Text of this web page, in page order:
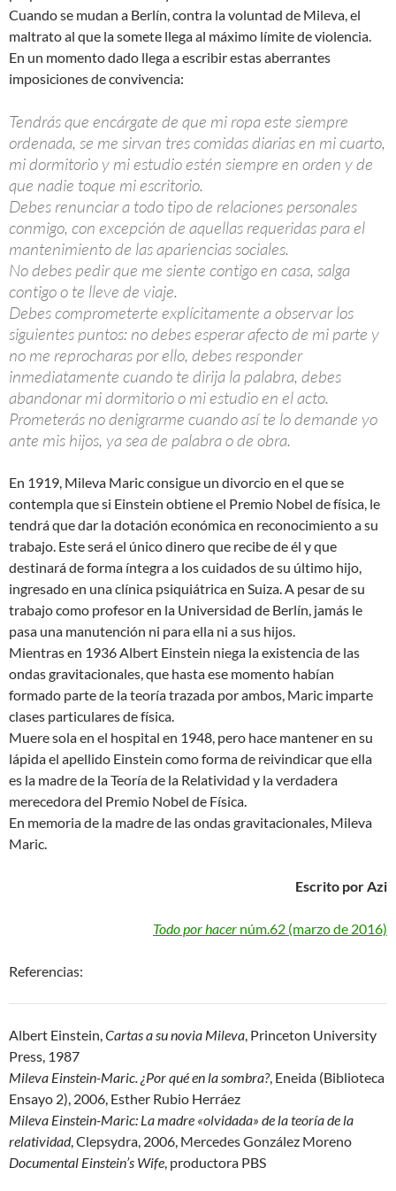
Cuando se mudan a Berlín, contra la voluntad de Mileva, el
maltrato al que la somete llega al máximo límite de violencia.
En un momento dado llega a escribir estas aberrantes
imposiciones de convivencia:
Tendrás que encárgate de que mi ropa este siempre
ordenada, se me sirvan tres comidas diarias en mi cuarto,
mi dormitorio y mi estudio estén siempre en orden y de
que nadie toque mi escritorio.
Debes renunciar a todo tipo de relaciones personales
conmigo, con excepción de aquellas requeridas para el
mantenimiento de las apariencias sociales.
No debes pedir que me siente contigo en casa, salga
contigo o te lleve de viaje.
Debes comprometerte explícitamente a observar los
siguientes puntos: no debes esperar afecto de mi parte y
no me reprocharas por ello, debes responder
inmediatamente cuando te dirija la palabra, debes
abandonar mi dormitorio o mi estudio en el acto.
Prometerás no denigrarme cuando así te lo demande yo
ante mis hijos, ya sea de palabra o de obra.
En 1919, Mileva Maric consigue un divorcio en el que se
contempla que si Einstein obtiene el Premio Nobel de física, le
tendrá que dar la dotación económica en reconocimiento a su
trabajo. Este será el único dinero que recibe de él y que
destinará de forma íntegra a los cuidados de su último hijo,
ingresado en una clínica psiquiátrica en Suiza. A pesar de su
trabajo como profesor en la Universidad de Berlín, jamás le
pasa una manutención ni para ella ni a sus hijos.
Mientras en 1936 Albert Einstein niega la existencia de las
ondas gravitacionales, que hasta ese momento habían
formado parte de la teoría trazada por ambos, Maric imparte
clases particulares de física.
Muere sola en el hospital en 1948, pero hace mantener en su
lápida el apellido Einstein como forma de reivindicar que ella
es la madre de la Teoría de la Relatividad y la verdadera
merecedora del Premio Nobel de Física.
En memoria de la madre de las ondas gravitacionales, Mileva
Maric.
Escrito por Azi
Todo por hacer núm.62 (marzo de 2016)
Referencias:
Albert Einstein,Cartas a su novia Mileva, Princeton University
Press, 1987
Mileva Einstein-Maric. ¿Por qué en la sombra?, Eneida (Biblioteca
Ensayo 2), 2006, Esther Rubio Herráez
Mileva Einstein-Maric: La madre «olvidada» de la teoría de la
relatividad, Clepsydra, 2006, Mercedes González Moreno
Documental Einstein’s Wife, productora PBS